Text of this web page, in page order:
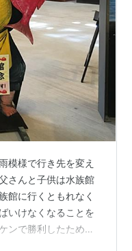
模様で行き先を変え
さんと子供は水族館
館に行くともれなく
いけなくなることを
ンで勝利したため、